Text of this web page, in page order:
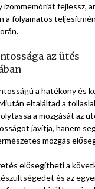
fejlessz,
a folyamatos
az ütés
a hatékony és
eltaláltad a
a mozgását az
javítja, hanem
mozgás
elősegítheti a
és az